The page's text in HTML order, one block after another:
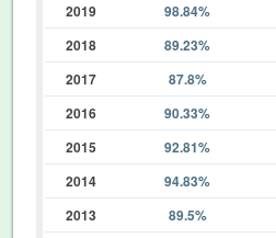
2019
98.84%
2018
89.23%
2017
87.8%
2016
90.33%
2015
92.81%
2014
94.83%
2013
89.5%